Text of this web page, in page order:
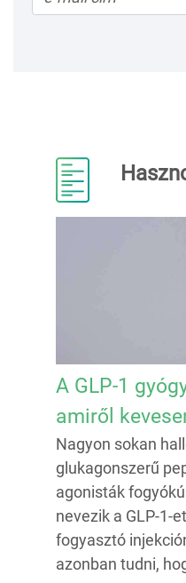
A GLP-1
amiről
Nagyon sokan
glukagonszerű
agonisták
nevezik a GLP-1-
fogyasztó
azonban tudni,